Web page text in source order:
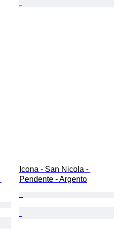
Icona - San Nicola -
Pendente - Argento